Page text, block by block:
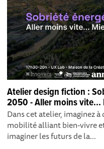
Atelier design fiction :
2050 - Aller moins vite...
Dans cet atelier, imaginez
mobilité alliant bien-vivre
imaginer les futurs de la...